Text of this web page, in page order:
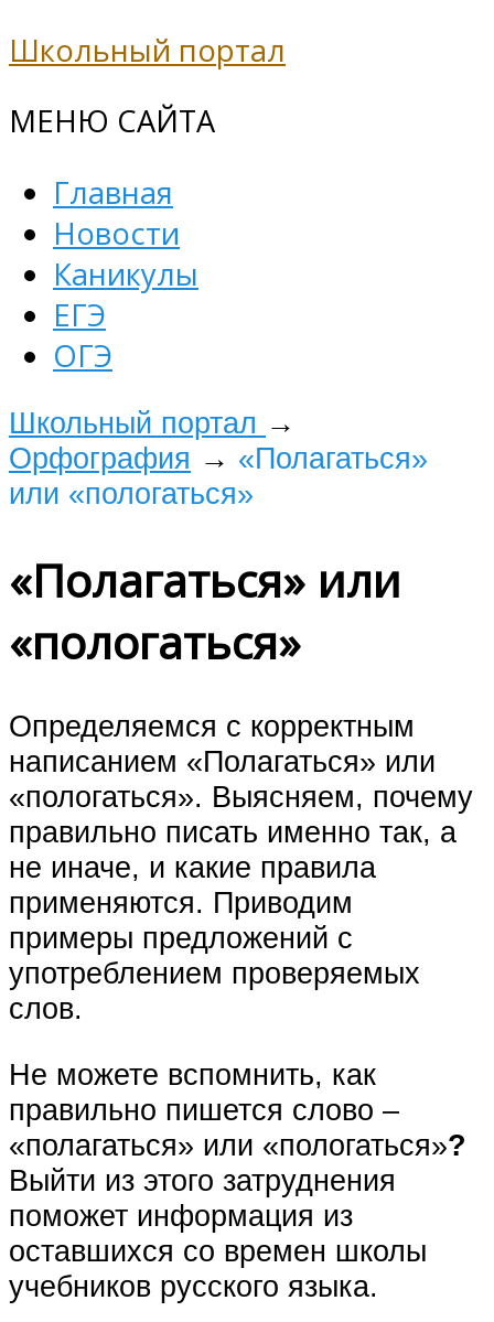
Школьный портал
МЕНЮ САЙТА
Главная
Новости
Каникулы
ЕГЭ
ОГЭ
Школьный портал →
Орфография → «Полагаться»
или «пологаться»
«Полагаться» или
«пологаться»
Определяемся с корректным
написанием «Полагаться» или
«пологаться». Выясняем, почему
правильно писать именно так, а
не иначе, и какие правила
применяются. Приводим
примеры предложений с
употреблением проверяемых
слов.
Не можете вспомнить, как
правильно пишется слово –
«полагаться» или «пологаться»?
Выйти из этого затруднения
поможет информация из
оставшихся со времен школы
учебников русского языка.